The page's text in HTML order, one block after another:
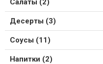
Десерты (3)
Соусы (11)
Напитки (2)